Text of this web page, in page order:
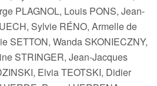
PLAGNOL, Louis PONS, Jean-
Sylvie RÉNO, Armelle de
SETTON, Wanda SKONIECZNY,
STRINGER, Jean-Jacques
Elvia TEOTSKI, Didier